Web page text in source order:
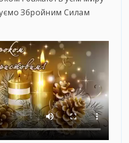
Збройним Силам